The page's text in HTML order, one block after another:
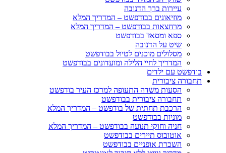
עיירות ברך הדנובה
מוזיאונים בבודפשט – המדריך המלא
מרחצאות בבודפשט – המדריך המלא
ספא ומסאז' בבודפשט
שיט על הדנובה
מסלולים מוכנים לטיול בבודפשט
המדריך לחיי הלילה ומועדונים בבודפשט
בודפשט עם ילדים
תחבורה ציבורית
הסעות משדה התעופה למרכז העיר בודפשט
תחבורה ציבורית בבודפשט
הרכבת תחתית של בודפשט – המדריך המלא
מוניות בבודפשט
חניה וחוקי תנועה בבודפשט – המדריך המלא
אוטובוס תיירים בבודפשט
השכרת אופניים בבודפשט